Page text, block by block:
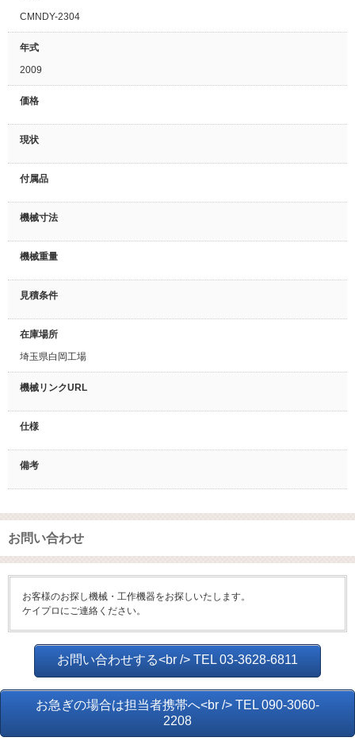
CMNDY-2304
年式
2009
価格
現状
付属品
機械寸法
機械重量
見積条件
在庫場所
埼玉県白岡工場
機械リンクURL
仕様
備考
お問い合わせ
お客様のお探し機械・工作機器をお探しいたします。
ケイプロにご連絡ください。
お問い合わせする<br /> TEL 03-3628-6811
お急ぎの場合は担当者携帯へ<br /> TEL 090-3060-
2208